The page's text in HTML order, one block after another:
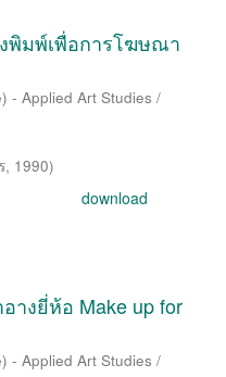
พิมพ์เพื่อการโฆษณา
- Applied Art Studies /
, 1990)
download
างยี่ห้อ Make up for
- Applied Art Studies /